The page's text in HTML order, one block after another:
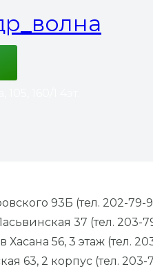
93Б (тел. 202-79-
37 (тел. 203-
Хасана 56, 3 этаж (тел.
63, 2 корпус (тел. 203-